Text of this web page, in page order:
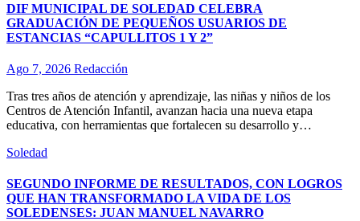
DIF MUNICIPAL DE SOLEDAD CELEBRA
GRADUACIÓN DE PEQUEÑOS USUARIOS DE
ESTANCIAS “CAPULLITOS 1 Y 2”
Ago 7, 2026 Redacción
Tras tres años de atención y aprendizaje, las niñas y niños de los
Centros de Atención Infantil, avanzan hacia una nueva etapa
educativa, con herramientas que fortalecen su desarrollo y…
Soledad
SEGUNDO INFORME DE RESULTADOS, CON LOGROS
QUE HAN TRANSFORMADO LA VIDA DE LOS
SOLEDENSES: JUAN MANUEL NAVARRO